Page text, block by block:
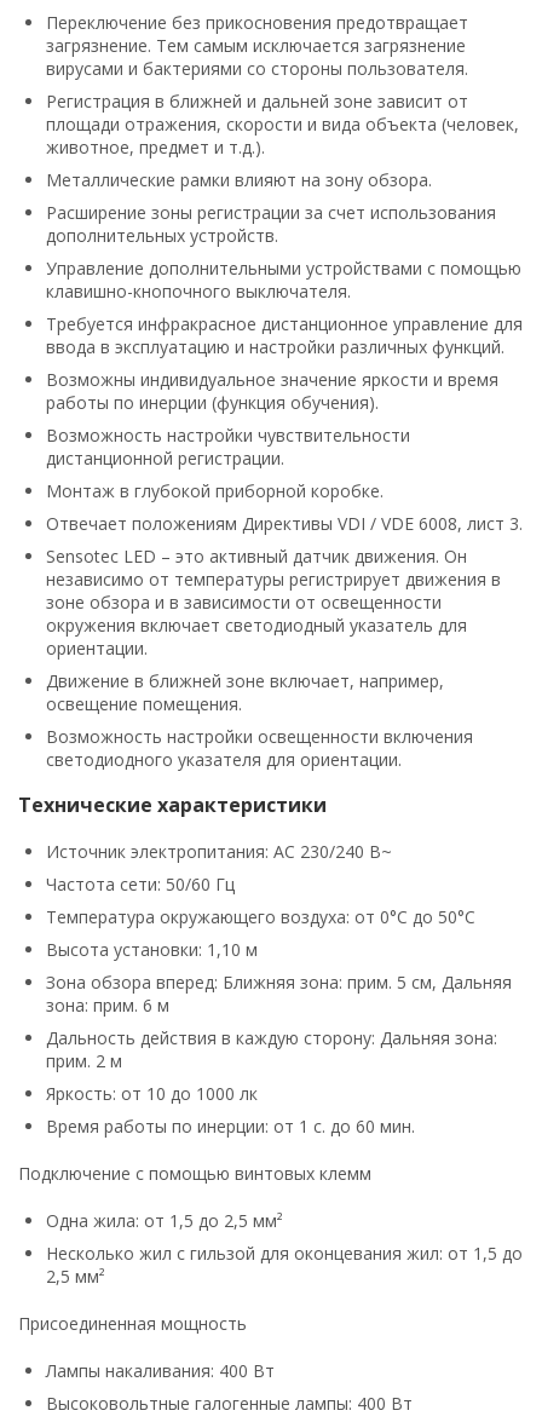
Переключение без прикосновения предотвращает
загрязнение. Тем самым исключается загрязнение
вирусами и бактериями со стороны пользователя.
Регистрация в ближней и дальней зоне зависит от
площади отражения, скорости и вида объекта (человек,
животное, предмет и т.д.).
Металлические рамки влияют на зону обзора.
Расширение зоны регистрации за счет использования
дополнительных устройств.
Управление дополнительными устройствами с помощью
клавишно-кнопочного выключателя.
Требуется инфракрасное дистанционное управление для
ввода в эксплуатацию и настройки различных функций.
Возможны индивидуальное значение яркости и время
работы по инерции (функция обучения).
Возможность настройки чувствительности
дистанционной регистрации.
Монтаж в глубокой приборной коробке.
Отвечает положениям Директивы VDI / VDE 6008, лист 3.
Sensotec LED – это активный датчик движения. Он
независимо от температуры регистрирует движения в
зоне обзора и в зависимости от освещенности
окружения включает светодиодный указатель для
ориентации.
Движение в ближней зоне включает, например,
освещение помещения.
Возможность настройки освещенности включения
светодиодного указателя для ориентации.
Технические характеристики
Источник электропитания: AC 230/240 В~
Частота сети: 50/60 Гц
Температура окружающего воздуха: от 0°C до 50°C
Высота установки: 1,10 м
Зона обзора вперед: Ближняя зона: прим. 5 см, Дальняя
зона: прим. 6 м
Дальность действия в каждую сторону: Дальняя зона:
прим. 2 м
Яркость: от 10 до 1000 лк
Время работы по инерции: от 1 с. до 60 мин.
Подключение с помощью винтовых клемм
Одна жила: от 1,5 до 2,5 мм²
Несколько жил с гильзой для оконцевания жил: от 1,5 до
2,5 мм²
Присоединенная мощность
Лампы накаливания: 400 Вт
Высоковольтные галогенные лампы: 400 Вт